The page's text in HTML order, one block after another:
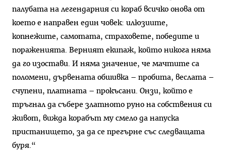
палубата на легендарния си кораб всичко онова от
което е направен един човек: илюзиите,
копнежите, самотата, страховете, победите и
пораженията. Верният екипаж, който никога няма
да го изостави. И няма значение, че мачтите са
поломени, дървената обшивка – пробита, веслата –
счупени, платната – прокъсани. Онзи, който е
тръгнал да събере златното руно на собствения си
живот, вижда корабът му смело да напуска
пристанището, за да се прегърне със следващата
буря.“